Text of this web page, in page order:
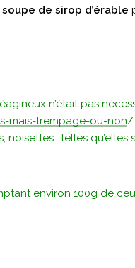
de sirop d’érable
n’était pas
mais-trempage-ou-non/
telles qu’elles
environ 100g de